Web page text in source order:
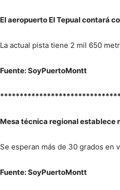
El aeropuerto El Tepual contará
La actual pista tiene 2 mil 650
Fuente: SoyPuertoMontt
Mesa técnica regional establece
Se esperan más de 30 grados en
Fuente: SoyPuertoMontt